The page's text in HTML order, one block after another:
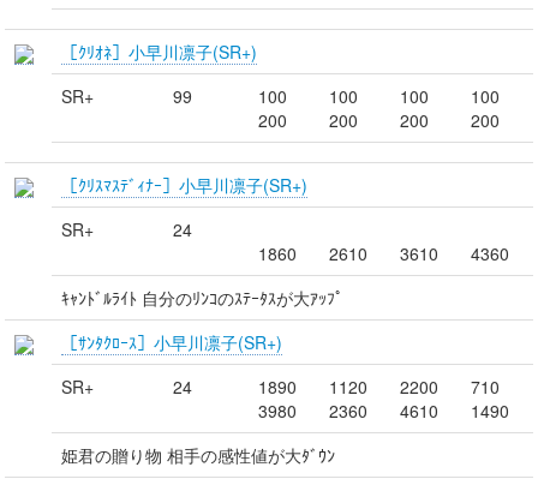
［ｸﾘｵﾈ］小早川凛子(SR+)
SR+
99
100
200
100
200
100
200
100
200
［ｸﾘｽﾏｽﾃﾞｨﾅｰ］小早川凛子(SR+)
SR+
24
1860
2610 3610
4360
ｷｬﾝﾄﾞﾙﾗｲﾄ 自分のﾘﾝｺのｽﾃｰﾀｽが大ｱｯﾌﾟ
［ｻﾝﾀｸﾛｰｽ］小早川凛子(SR+)
SR+
24
1890
3980
1120
2360
2200
4610
710
1490
姫君の贈り物 相手の感性値が大ﾀﾞｳﾝ